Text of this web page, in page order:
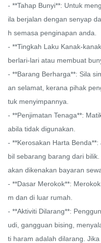
- **Tahap Bunyi**: Untuk
ila berjalan dengan senyap
h semasa penginapan anda.
- **Tingkah Laku Kanak-
berlari-lari atau membuat
- **Barang Berharga**: Sila
an selamat, kerana pihak
tuk menyimpannya.
- **Penjimatan Tenaga**:
abila tidak digunakan.
- **Kerosakan Harta
bil sebarang barang dari
akan dikenakan bayaran
- **Dasar Merokok**:
m dan di luar rumah.
- **Aktiviti Dilarang**:
udi, gangguan bising,
ti haram adalah dilarang.